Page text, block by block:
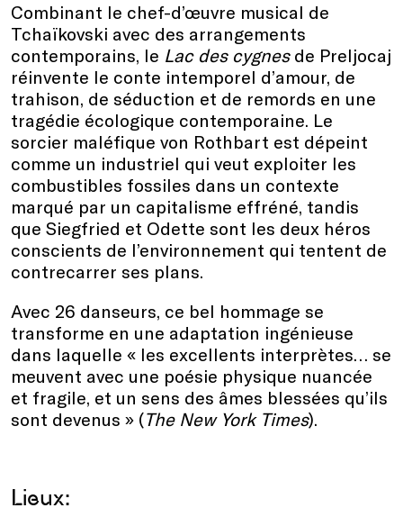
Combinant le chef-d’œuvre musical de
Tchaïkovski avec des arrangements
contemporains, le Lac des cygnesde Preljocaj
réinvente le conte intemporel d’amour, de
trahison, de séduction et de remords en une
tragédie écologique contemporaine. Le
sorcier maléfique von Rothbart est dépeint
comme un industriel qui veut exploiter les
combustibles fossiles dans un contexte
marqué par un capitalisme effréné, tandis
que Siegfried et Odette sont les deux héros
conscients de l’environnement qui tentent de
contrecarrer ses plans.
Avec 26 danseurs, ce bel hommage se
transforme en une adaptation ingénieuse
dans laquelle « les excellents interprètes… se
meuvent avec une poésie physique nuancée
et fragile, et un sens des âmes blessées qu’ils
sont devenus » (The New York Times).
Lieux: